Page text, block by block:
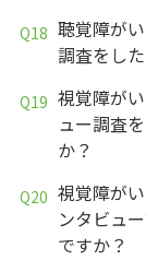
聴覚障が
調査をし
視覚障が
ュー調査
か？
視覚障が
ンタビュ
ですか？